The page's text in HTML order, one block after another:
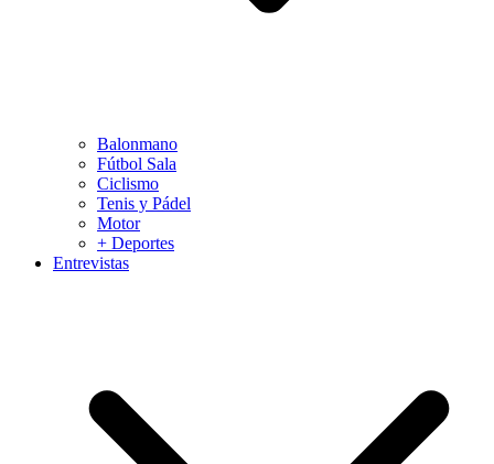
Balonmano
Fútbol Sala
Ciclismo
Tenis y Pádel
Motor
+ Deportes
Entrevistas